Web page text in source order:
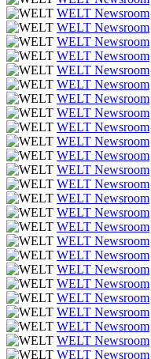
WELT Newsroom
WELT Newsroom
WELT Newsroom
WELT Newsroom
WELT Newsroom
WELT Newsroom
WELT Newsroom
WELT Newsroom
WELT Newsroom
WELT Newsroom
WELT Newsroom
WELT Newsroom
WELT Newsroom
WELT Newsroom
WELT Newsroom
WELT Newsroom
WELT Newsroom
WELT Newsroom
WELT Newsroom
WELT Newsroom
WELT Newsroom
WELT Newsroom
WELT Newsroom
WELT Newsroom
WELT Newsroom